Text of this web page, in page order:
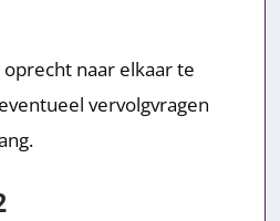
naar elkaar te
vervolgvragen